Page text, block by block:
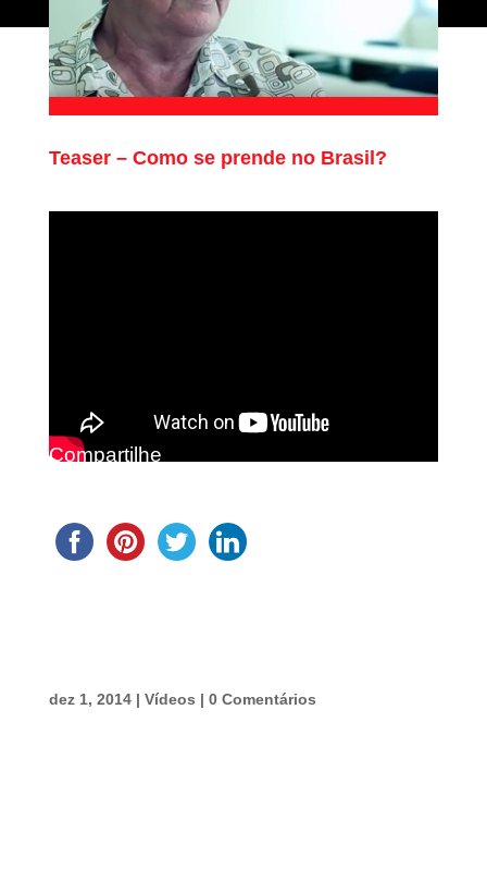
Teaser – Como se prende no Brasil?
Compartilhe
dez 1, 2014| Vídeos | 0 Comentários